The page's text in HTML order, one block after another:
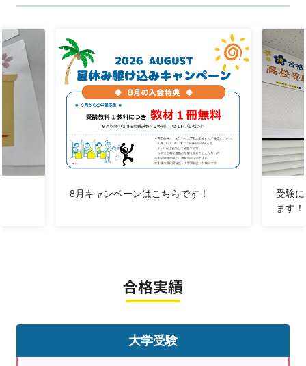
☆仙川教室の特徴☆
①学習習慣の定着！
→日々勉強をしてもらえるようにスタッフ一同全力でサポート
します。
②各科目のカリキュラム！
→目標に向けた各科目のカリキュラムを作成し、目標達成に向
けて個別で進めることが出来ます！
③明光義塾が大好きなスタッフの集団です！
→講師は5割以上が元明光義塾の生徒です。生徒さんの気持ちを
理解し一緒に勉強が出来る空間です！勉強は楽しく学びましょ
8月2日（日） 休塾日
8月4日（火） 13:00～21:30
8月5日（水） 9:00～21:30
8月キャンペーンはこちらです！
受験
ます！
合格実績
大学受験